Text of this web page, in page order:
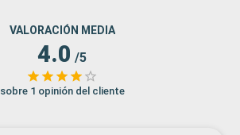
VALORACIÓN MEDIA
4.0 /5
sobre 1 opinión del cliente